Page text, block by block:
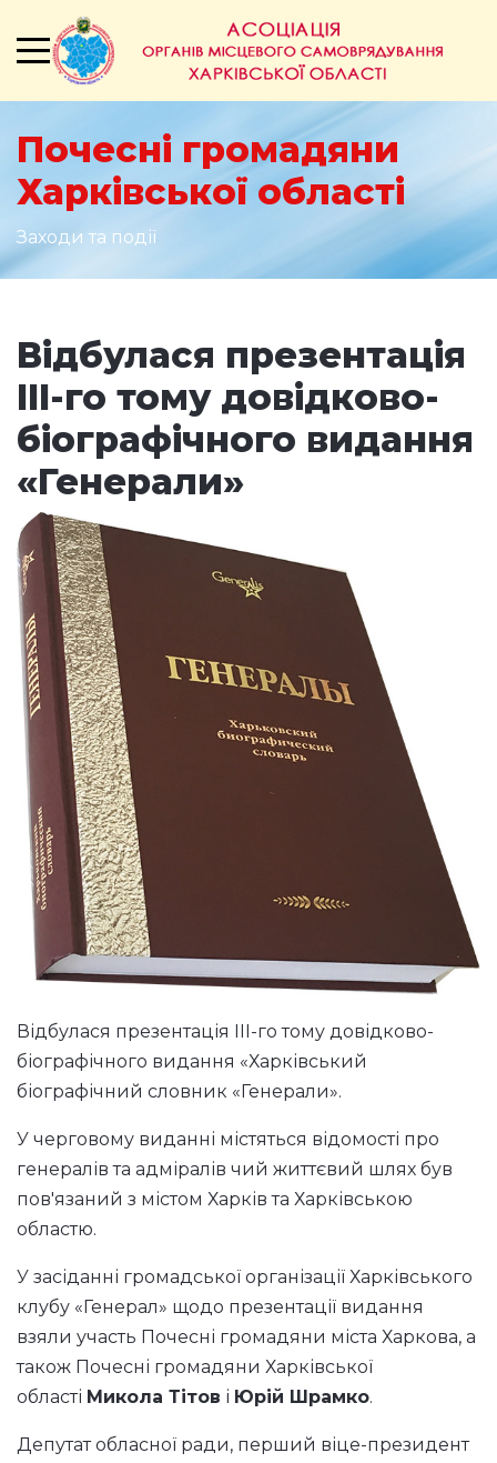
Почесні громадяни
Харківської області
Заходи та події
Відбулася презентація
III-го тому довідково-
біографічного видання
«Генерали»
Відбулася презентація III-го тому довідково-
біографічного видання «Харківський
біографічний словник «Генерали».
У черговому виданні містяться відомості про
генералів та адміралів чий життєвий шлях був
пов'язаний з містом Харків та Харківською
областю.
У засіданні громадської організації Харківського
клубу «Генерал» щодо презентації видання
взяли участь Почесні громадяни міста Харкова, а
також Почесні громадяни Харківської
області Микола Тітов і Юрій Шрамко.
Депутат обласної ради, перший віце-президент